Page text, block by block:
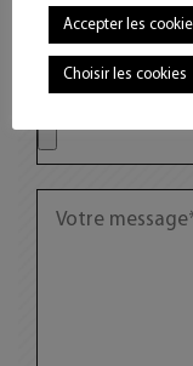
Accepter les
Choisir les cookies